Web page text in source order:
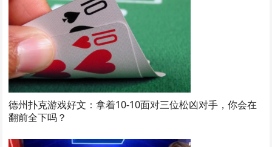
德州扑克游戏好文：拿着10-10面对三位松凶对手，你会在
翻前全下吗？